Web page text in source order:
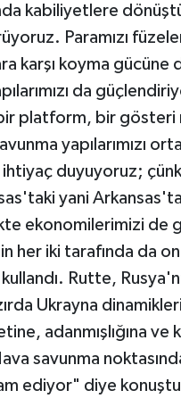
kabiliyetlere
Paramızı
karşı koyma gücüne
da
platform, bir gösteri
yapılarımızı
duyuyoruz;
yani
ekonomilerimizi de
her iki tarafında da
Rutte,
Ukrayna
adanmışlığına ve
savunma
ediyor" diye